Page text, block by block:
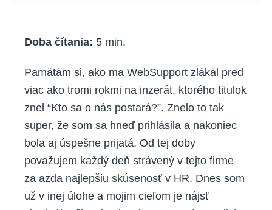
Doba čítania: 5 min.
Pamätám si, ako ma WebSupport zlákal pred
viac ako tromi rokmi na inzerát, ktorého titulok
znel “Kto sa o nás postará?”. Znelo to tak
super, že som sa hneď prihlásila a nakoniec
bola aj úspešne prijatá. Od tej doby
považujem každý deň strávený v tejto firme
za azda najlepšiu skúsenosť v HR. Dnes som
už v inej úlohe a mojim cieľom je nájsť